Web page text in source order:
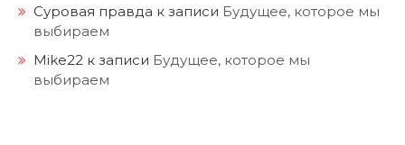
Суровая правда к записи Будущее, которое мы
выбираем
Mike22 к записи Будущее, которое мы
выбираем